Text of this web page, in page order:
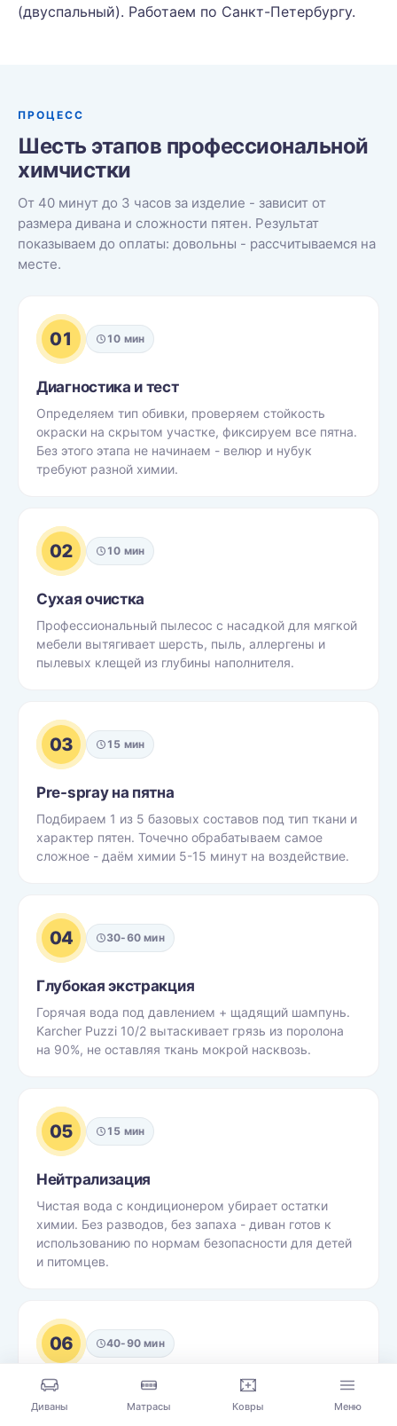
(двуспальный). Работаем по Санкт-Петербургу.
ПРОЦЕСС
Шесть этапов профессиональной
химчистки
От 40 минут до 3 часов за изделие - зависит от
размера дивана и сложности пятен. Результат
показываем до оплаты: довольны - рассчитываемся на
месте.
01 10 мин
Диагностика и тест
Определяем тип обивки, проверяем стойкость
окраски на скрытом участке, фиксируем все пятна.
Без этого этапа не начинаем - велюр и нубук
требуют разной химии.
02 10 мин
Сухая очистка
Профессиональный пылесос с насадкой для мягкой
мебели вытягивает шерсть, пыль, аллергены и
пылевых клещей из глубины наполнителя.
03 15 мин
Pre-spray на пятна
Подбираем 1 из 5 базовых составов под тип ткани и
характер пятен. Точечно обрабатываем самое
сложное - даём химии 5-15 минут на воздействие.
04 30-60 мин
Глубокая экстракция
Горячая вода под давлением + щадящий шампунь.
Karcher Puzzi 10/2 вытаскивает грязь из поролона
на 90%, не оставляя ткань мокрой насквозь.
05 15 мин
Нейтрализация
Чистая вода с кондиционером убирает остатки
химии. Без разводов, без запаха - диван готов к
использованию по нормам безопасности для детей
и питомцев.
06 40-90 мин
Сушка и приёмка
Принудительная сушка профессиональным феном
Диваны Матрасы Ковры Меню